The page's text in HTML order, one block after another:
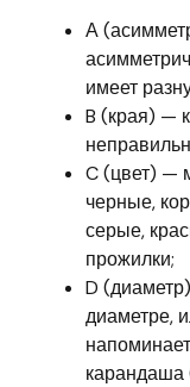
А
имеет
B (края) —
C (цвет) —
черные,
серые,
прожилки;
D
диаметре,
карандаша